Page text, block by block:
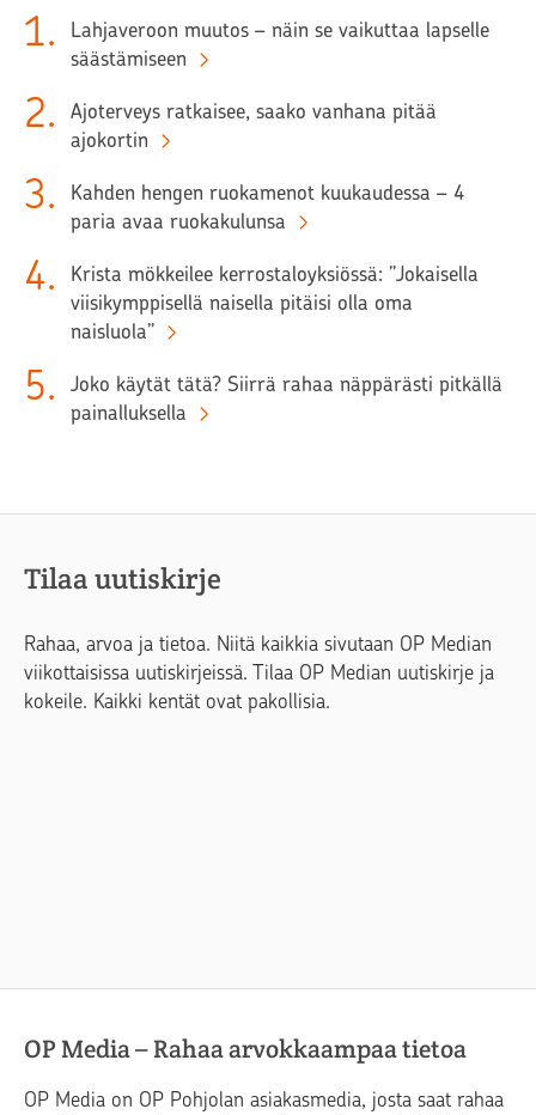
1.
Lahjaveroon muutos – näin se vaikuttaa lapselle
säästämiseen
2.
Ajoterveys ratkaisee, saako vanhana pitää
ajokortin
3.
Kahden hengen ruokamenot kuukaudessa – 4
paria avaa ruokakulunsa
4.
Krista mökkeilee kerrostaloyksiössä: ”Jokaisella
viisikymppisellä naisella pitäisi olla oma
naisluola”
5.
Joko käytät tätä? Siirrä rahaa näppärästi pitkällä
painalluksella
Tilaa uutiskirje
Rahaa, arvoa ja tietoa. Niitä kaikkia sivutaan OP Median
viikottaisissa uutiskirjeissä. Tilaa OP Median uutiskirje ja
kokeile. Kaikki kentät ovat pakollisia.
OP Media – Rahaa arvokkaampaa tietoa
OP Media on OP Pohjolan asiakasmedia, josta saat rahaa